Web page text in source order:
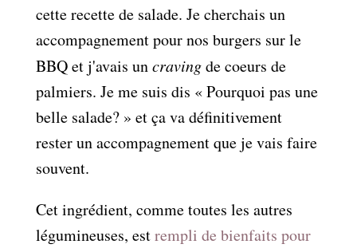
cette recette de salade. Je cherchais un
accompagnement pour nos burgers sur le
BBQ et j'avais uncravingde coeurs de
palmiers. Je me suis dis « Pourquoi pas une
belle salade? » et ça va définitivement
rester un accompagnement que je vais faire
souvent.
Cet ingrédient, comme toutes les autres
légumineuses, estrempli de bienfaits pour